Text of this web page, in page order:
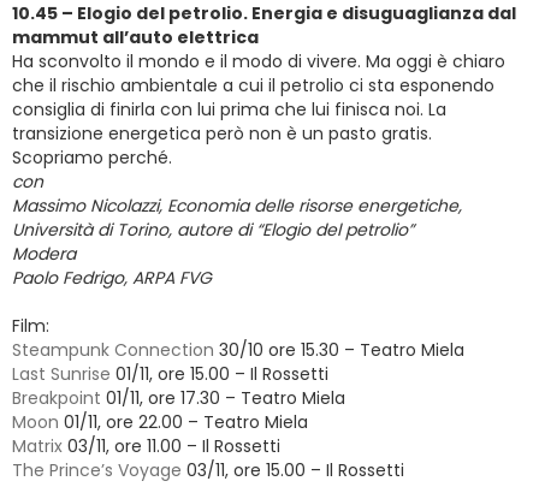
10.45 – Elogio del petrolio. Energia e disuguaglianza dal
mammut all’auto elettrica
Ha sconvolto il mondo e il modo di vivere. Ma oggi è chiaro
che il rischio ambientale a cui il petrolio ci sta esponendo
consiglia di finirla con lui prima che lui finisca noi. La
transizione energetica però non è un pasto gratis.
Scopriamo perché.
con
Massimo Nicolazzi, Economia delle risorse energetiche,
Università di Torino, autore di “Elogio del petrolio”
Modera
Paolo Fedrigo, ARPA FVG
Film:
Steampunk Connection 30/10 ore 15.30 – Teatro Miela
Last Sunrise 01/11, ore 15.00 – Il Rossetti
Breakpoint 01/11, ore 17.30 – Teatro Miela
Moon 01/11, ore 22.00 – Teatro Miela
Matrix 03/11, ore 11.00 – Il Rossetti
The Prince’s Voyage 03/11, ore 15.00 – Il Rossetti